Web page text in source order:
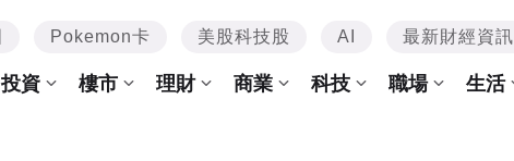
Pokemon卡 美股科技股 AI 最新財經資訊
投資 樓市 理財 商業 科技 職場 生活